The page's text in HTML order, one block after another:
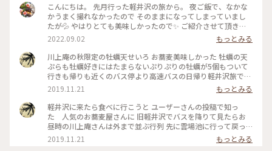
こんにちは。 先月行った軽井沢の旅から。 夜ご飯で、なかな
かうまく撮れなかったので そのままになってしまっていまし
たが💦 やはりとても美味しかったので✨ ご紹介させて頂きま
すm(__)m♪ 『川上庵 せきれい橋店』さん。 ハルニレテラス
にあります。 川の音が聞こえるテラス席でのんびり 夜ご飯を
頂きました。 テーブルにはキャンドルが灯され 雰囲気があり
ました。 どちらのお料理もとても美味しかったのですが、 や
はりお蕎麦、天ぷらもサクッとして とても美味しく頂きまし
た♡ 店員さんにも良くして頂きましたm(__)m✨ またうかがい
たいです✨ ごちそうさまでした。 ★2枚目はお豆腐、お塩や薬
味で頂きます。 ★3枚目は豚の角煮。とろとろでした。 #川上
庵せきれい橋店 #川上庵 #ハルニレテラス #軽井沢 #軽井沢の
旅 #旅の思い出 #夏の思い出 #長野県 #旧軽井沢
2022.09.02
もっとみる
川上庵の秋限定の牡蠣天せいろ お蕎麦美味しかった 牡蠣の天
ぷらも牡蠣好きにはたまらないぷりぷりの牡蠣が5個もついて
行きも帰りも近くのバス停より高速バスの日帰り軽井沢旅でし
た
2019.11.21
もっとみる
軽井沢に来たら食べに行こうと ユーザーさんの投稿で知っ
た 人気のお蕎麦屋さんに 旧軽井沢でバスを降りて見たらお
昼時の川上庵さんは外まで並ぶ行列 先に雲場池に行って戻っ
たらすぐに入れました でも食べてるとまた行列〜 軽井沢の人
気のお蕎麦屋さん 入口の紅葉も綺麗でした #秋の色彩
2019.11.21 もっとみる